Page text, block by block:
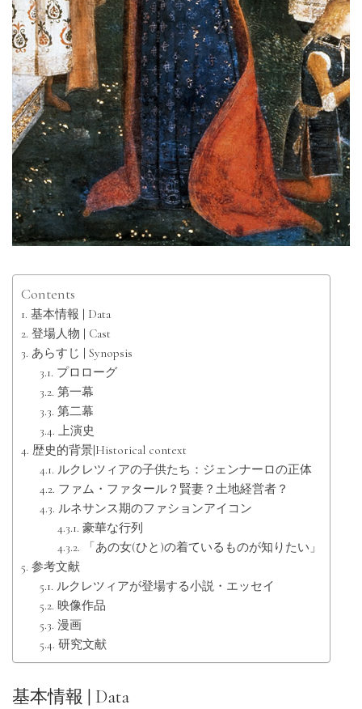
Contents
基本情報 | Data
登場人物 | Cast
あらすじ | Synopsis
プロローグ
第一幕
第二幕
上演史
歴史的背景|Historical context
ルクレツィアの子供たち：ジェンナーロの正体
ファム・ファタール？賢妻？土地経営者？
ルネサンス期のファションアイコン
豪華な行列
「あの女(ひと)の着ているものが知りたい」
参考文献
ルクレツィアが登場する小説・エッセイ
映像作品
漫画
研究文献
基本情報 | Data